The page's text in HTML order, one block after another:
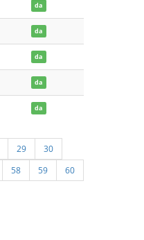
da
da
da
da
da
29
30
58 59
60